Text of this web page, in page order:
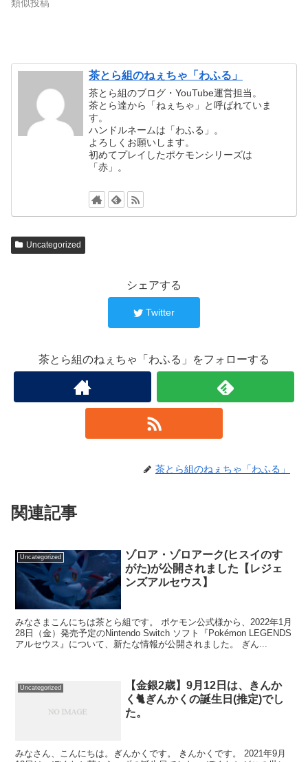
類似投稿
茶とら組のねぇちゃ「わふる」
茶とら組のブログ・YouTube運営担当。
茶とら達から「ねぇちゃ」と呼ばれていま
す。
ハンドルネームは「わふる」。
よろしくお願いします。
初めてプレイしたポケモンシリーズは
「赤」。
Uncategorized
シェアする
Twitter
茶とら組のねぇちゃ「わふる」をフォローする
茶とら組のねぇちゃ「わふる」
関連記事
Uncategorized
ゾロア・ゾロアーク(ヒスイのす
がた)が公開されました【レジェ
ンズアルセウス】
みなさまこんにちは茶とら組です。 ポケモン公式様から、2022年1月
28日（金）発売予定のNintendo Switch ソフト『Pokémon LEGENDS
アルセウス』について、新たな情報が公開されました。 ぎん...
Uncategorized
【金銀2歳】9月12日は、きんか
く🐈️ぎんかくの誕生日(推定)でし
た。
みなさん、こんにちは。ぎんかくです。 きんかくです。 2021年9月